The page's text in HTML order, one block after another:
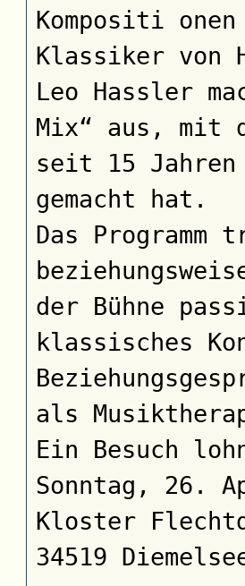
Kompositi
Klassiker von
Leo Hassler
Mix“ aus, mit
seit 15 Jahren
gemacht hat.
Das
der Bühne
klassisches
als
Ein Besuch
Sonntag, 26.
Kloster
34519